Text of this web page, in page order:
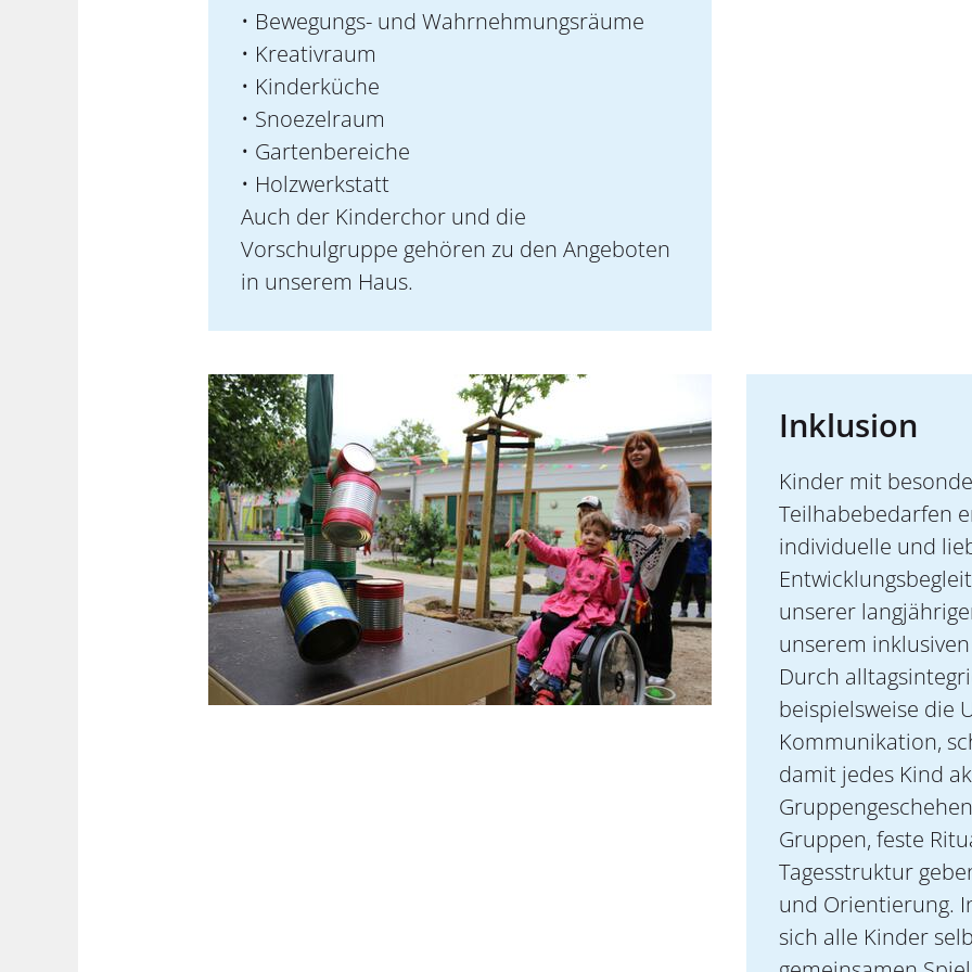
• Bewegungs- und Wahrnehmungsräume
• Kreativraum
• Kinderküche
• Snoezelraum
• Gartenbereiche
• Holzwerkstatt
Auch der Kinderchor und die
Vorschulgruppe gehören zu den Angeboten
in unserem Haus.
Inklusion
Kinder mit
Teilhabebedarfen
individuelle und
unserer
unserem
Durch
beispielsweise die
Kommunikation,
damit jedes Kind
Gruppen, feste
Tagesstruktur
und Orientierung.
sich alle Kinder